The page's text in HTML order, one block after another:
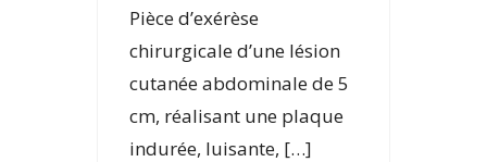
Pièce d’exérèse
chirurgicale d’une lésion
cutanée abdominale de 5
cm, réalisant une plaque
indurée, luisante, […]